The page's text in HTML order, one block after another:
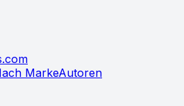
MarkeAutoren